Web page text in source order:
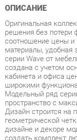
решения без потери
соотношение цены и
материалы, удобная
серии Wave от
создана с учетом
кабинета и офиса
широкими
Модельный ряд серии
пространство с
Дизайн строится на
геометрической
дизайне и декоре
создать комплект
размеры помещения.
долговечна в